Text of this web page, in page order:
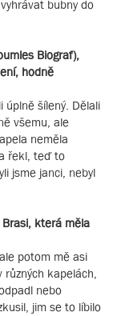
bubny do
Biograf),
hodně
úplně šílený. Dělali
všemu, ale
neměla
řekl, teď to
jsme janci, nebyl
která měla
potom mě asi
kapelách,
nebo
jim se to líbilo